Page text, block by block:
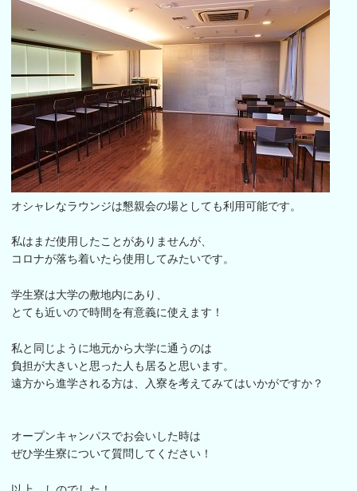
オシャレなラウンジは懇親会の場としても利用可能です。
私はまだ使用したことがありませんが、
コロナが落ち着いたら使用してみたいです。
学生寮は大学の敷地内にあり、
とても近いので時間を有意義に使えます！
私と同じように地元から大学に通うのは
負担が大きいと思った人も居ると思います。
遠方から進学される方は、入寮を考えてみてはいかがですか？
オープンキャンパスでお会いした時は
ぜひ学生寮について質問してください！